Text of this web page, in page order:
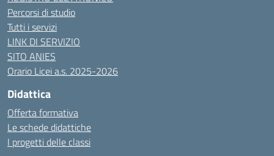
Percorsi di studio
Tutti i servizi
LINK DI SERVIZIO
SITO ANIES
Orario Licei a.s. 2025-2026
Didattica
Offerta formativa
Le schede didattiche
I progetti delle classi